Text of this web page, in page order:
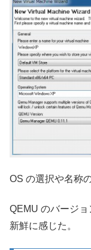
OS の選択や名称
QEMU のバージ
新鮮に感じた。